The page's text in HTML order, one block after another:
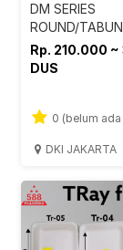
DM SERIES
ROUND/
Rp. 210.000
DUS
0 (belum
DKI JAKARTA